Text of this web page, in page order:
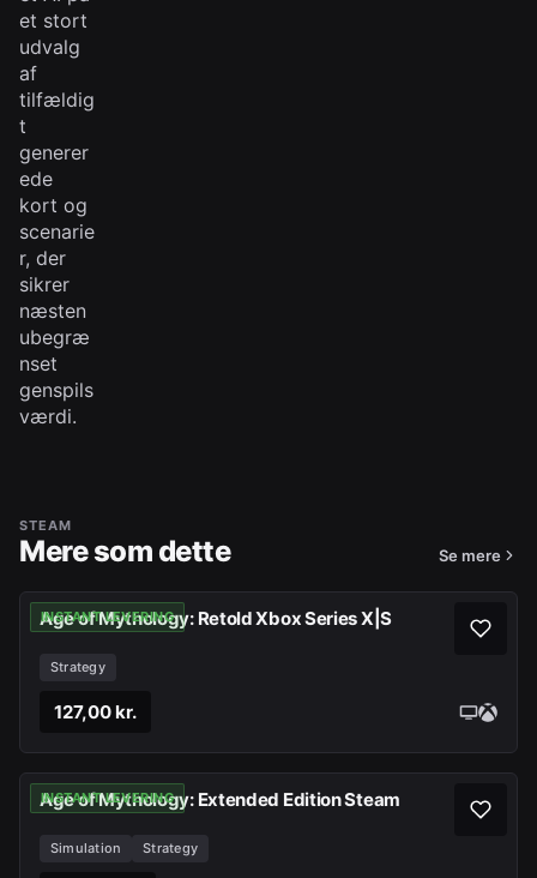
et stort
udvalg
af
tilfældig
t
generer
ede
kort og
scenarie
r, der
sikrer
næsten
ubegræ
nset
genspils
værdi.
STEAM
Mere som dette Se mere
INSTANT LEVERING
Age of Mythology: Retold Xbox Series X|S
Strategy
127,00 kr.
INSTANT LEVERING
Age of Mythology: Extended Edition Steam
Simulation Strategy